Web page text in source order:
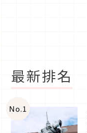
最新排名
No.1